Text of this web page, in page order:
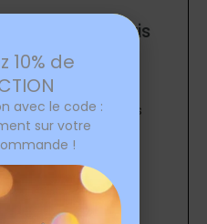
votre avis
pas publiée.
Les
indiqués avec
10% de
avec le code :
sur votre
!